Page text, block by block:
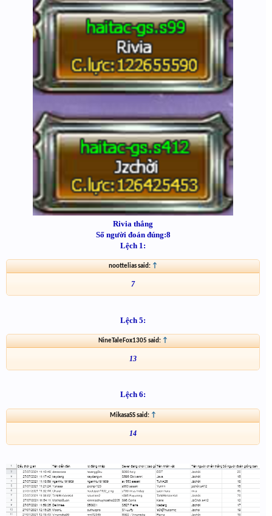
Rivia thắng
Số người đoán đúng:8
Lệch 1:
noottelias said: ↑
7
Lệch 5:
NineTaleFox1305 said: ↑
13
Lệch 6:
MikasaSS said: ↑
14